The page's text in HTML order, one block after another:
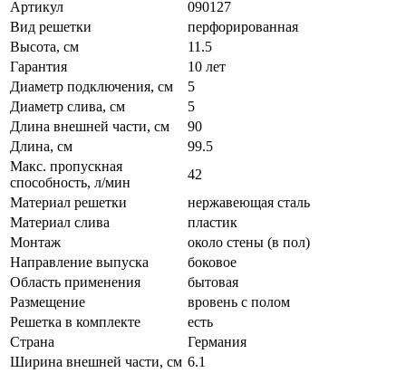
Артикул
090127
Вид решетки
перфорированная
Высота, см
11.5
Гарантия
10 лет
Диаметр подключения, см
5
Диаметр слива, см
5
Длина внешней части, см
90
Длина, см
99.5
Макс. пропускная
способность, л/мин
42
Материал решетки
нержавеющая сталь
Материал слива
пластик
Монтаж
около стены (в пол)
Направление выпуска
боковое
Область применения
бытовая
Размещение
вровень с полом
Решетка в комплекте
есть
Страна
Германия
Ширина внешней части, см 6.1